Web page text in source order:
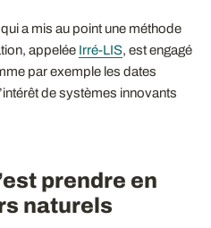
a mis au point une méthode
appelée Irré-LIS, est engagé
par exemple les dates
de systèmes innovants
prendre en
naturels